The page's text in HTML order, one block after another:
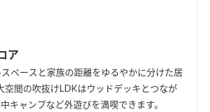
ア
ペースと家族の距離をゆるやかに分けた居
空間の吹抜けLDKはウッドデッキとつなが
キャンプなど外遊びを満喫できます。